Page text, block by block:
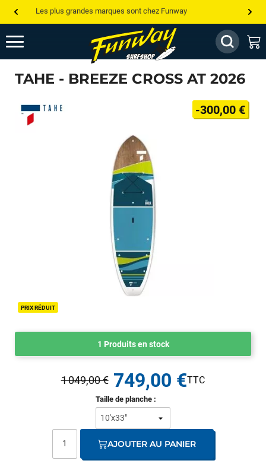
Les plus grandes marques sont chez Funway
Jusqu’à -75% de remise sur le windsurf, wingfoil, etc...
💰 Meilleur prix garanti — Moins cher ailleurs ? On s’aligne !
Besoin de conseils de pro ? Appelle nous !
TAHE - BREEZE CROSS AT 2026
PRIX RÉDUIT
-300,00 €
1 Produits en stock
Taille de planche :
1 049,00 € 749,00 €
AJOUTER AU PANIER